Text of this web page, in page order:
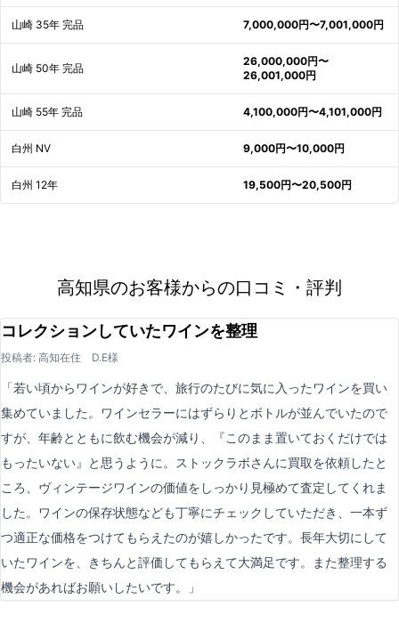
山崎 35年 完品 7,000,000円〜7,001,000円
山崎 50年 完品
26,000,000円〜
26,001,000円
山崎 55年 完品 4,100,000円〜4,101,000円
白州 NV 9,000円〜10,000円
白州 12年 19,500円〜20,500円
高知県のお客様からの口コミ・評判
コレクションしていたワインを整理
投稿者: 高知在住 D.E様
「若い頃からワインが好きで、旅行のたびに気に入ったワインを買い
集めていました。ワインセラーにはずらりとボトルが並んでいたので
すが、年齢とともに飲む機会が減り、『このまま置いておくだけでは
もったいない』と思うように。ストックラボさんに買取を依頼したと
ころ、ヴィンテージワインの価値をしっかり見極めて査定してくれま
した。ワインの保存状態なども丁寧にチェックしていただき、一本ず
つ適正な価格をつけてもらえたのが嬉しかったです。長年大切にして
いたワインを、きちんと評価してもらえて大満足です。また整理する
機会があればお願いしたいです。」